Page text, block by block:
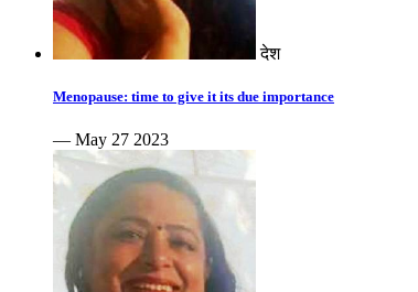
देश
Menopause: time to give it its due importance
— May 27 2023